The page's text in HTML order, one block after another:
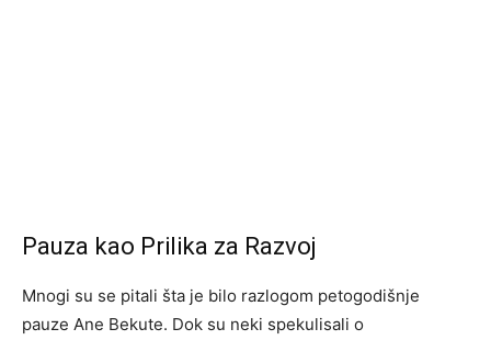
Pauza kao Prilika za Razvoj
Mnogi su se pitali šta je bilo razlogom petogodišnje
pauze Ane Bekute. Dok su neki spekulisali o